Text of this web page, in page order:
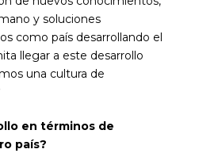
y soluciones
como país desarrollando el
llegar a este desarrollo
una cultura de
en términos de
país?